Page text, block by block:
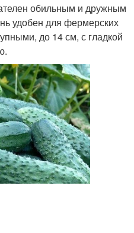
обильным и дружным
удобен для фермерских
до 14 см, с гладкой